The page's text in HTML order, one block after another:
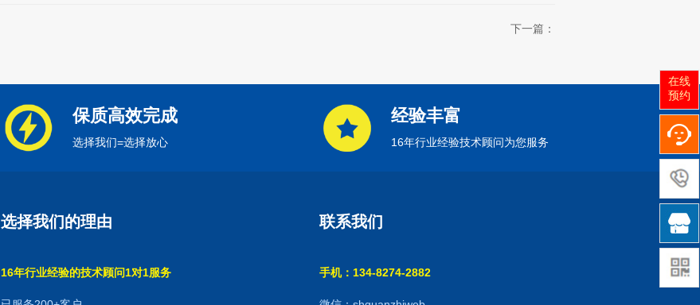
下一篇：
保质高效完成
选择我们=选择放心
经验丰富
16年行业经验技术顾问为您服务
选择我们的理由
16年行业经验的技术顾问1对1服务
联系我们
手机：134-8274-2882
在线
预约
